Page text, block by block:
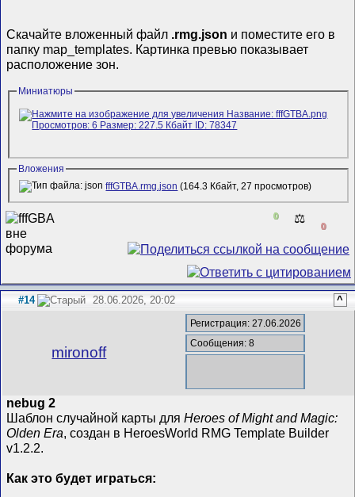
Скачайте вложенный файл .rmg.json и поместите его в
папку map_templates. Картинка превью показывает
расположение зон.
Миниатюры
Вложения
fffGTBA.rmg.json (164.3 Кбайт, 27 просмотров)
0 ⚖️
0
#14 28.06.2026, 20:02 ^
mironoff
Регистрация: 27.06.2026
Сообщения: 8
nebug 2
Шаблон случайной карты для Heroes of Might and Magic:
Olden Era , создан в HeroesWorld RMG Template Builder
v1.2.2.
Как это будет играться: